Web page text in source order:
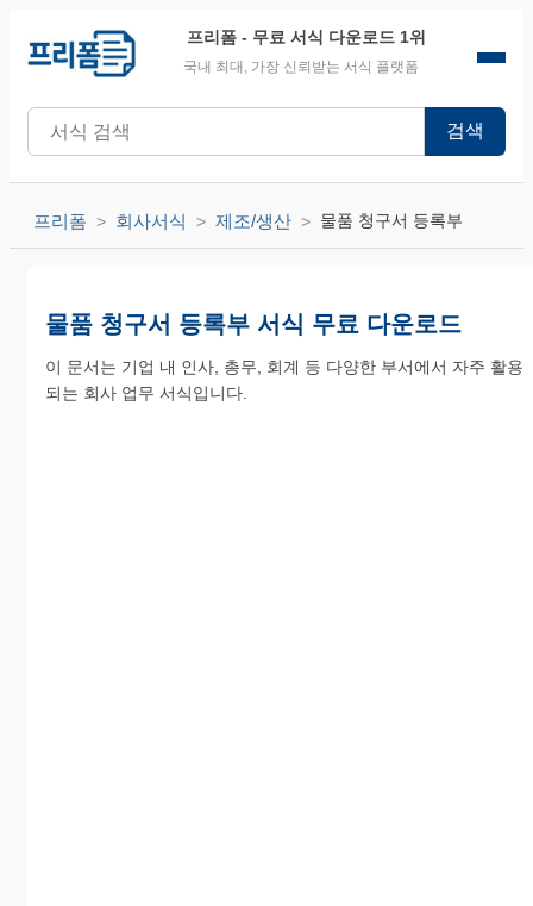
프리폼 - 무료 서식 다운로드 1위
국내 최대, 가장 신뢰받는 서식 플랫폼
검색
프리폼 회사서식 제조/생산 물품 청구서 등록부
물품 청구서 등록부 서식 무료 다운로드
이 문서는 기업 내 인사, 총무, 회계 등 다양한 부서에서 자주 활용
되는 회사 업무 서식입니다.